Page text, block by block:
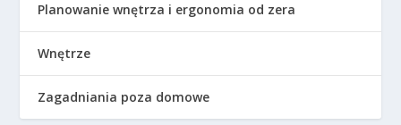
Planowanie wnętrza i ergonomia od zera
Wnętrze
Zagadniania poza domowe